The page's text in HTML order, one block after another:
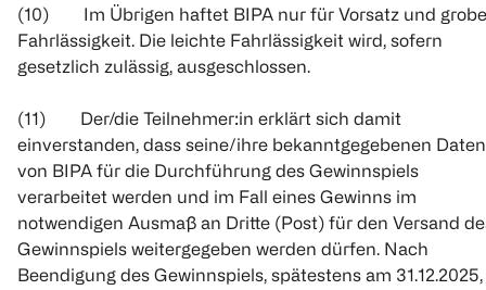
(10) Im Übrigen haftet BIPA nur für Vorsatz und grobe
Fahrlässigkeit. Die leichte Fahrlässigkeit wird, sofern
gesetzlich zulässig, ausgeschlossen.
(11) Der/die Teilnehmer:in erklärt sich damit
einverstanden, dass seine/ihre bekanntgegebenen Daten
von BIPA für die Durchführung des Gewinnspiels
verarbeitet werden und im Fall eines Gewinns im
notwendigen Ausmaß an Dritte (Post) für den Versand
Gewinnspiels weitergegeben werden dürfen. Nach
Beendigung des Gewinnspiels, spätestens am 31.12.2025,